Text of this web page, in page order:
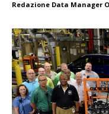
Redazione Data Manager